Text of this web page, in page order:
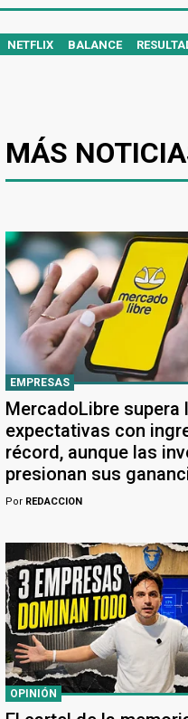
NETFLIX BALANCE
MÁS
EMPRESAS
MercadoLibre supera
expectativas con
récord, aunque las
presionan sus
Por REDACCION
OPINIÓN